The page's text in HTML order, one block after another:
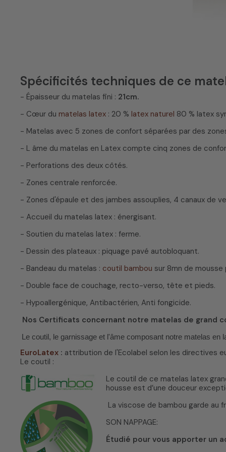
Spécificités techniques de ce
- Épaisseur du matelas fini : 21cm.
- Cœur du matelas latex : 20 % latex naturel 80 % latex
- Matelas avec 5 zones de confort séparées par des
- L âme du matelas en Latex compte cinq zones de
- Perforations des deux côtés.
- Zones centrale renforcée.
- Zones d'épaule et des jambes assouplies, 4 canaux de
- Accueil du matelas latex : énergisant.
- Soutien du matelas latex : ferme.
- Dessin des plateaux : piquage pavé autobloquant.
- Bandeau du matelas : coutil bambou sur 8mn de mousse
- Double face de couchage, recto-verso, tête et pieds.
- Hypoallergénique, Antibactérien, Anti fongicide.
Nos Certificats concernant notre matelas de grand
Le coutil, le garnissage et l'âme composant notre matelas
EuroLatex : attribution de l'Ecolabel selon les directives
Le coutil :
Le coutil de ce matelas latex
housse est d’une douceur
La viscose de bambou garde au
SON NAPPAGE:
Étudié pour vous apporter un